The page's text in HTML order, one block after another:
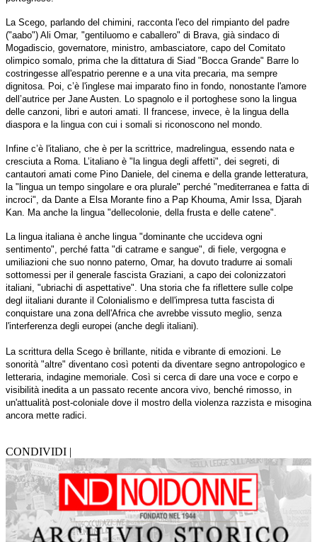
La Scego, parlando del chimini, racconta l'eco del rimpianto del padre
("aabo") Ali Omar, "gentiluomo e caballero" di Brava, già sindaco di
Mogadiscio, governatore, ministro, ambasciatore, capo del Comitato
olimpico somalo, prima che la dittatura di Siad "Bocca Grande" Barre lo
costringesse all'espatrio perenne e a una vita precaria, ma sempre
dignitosa. Poi, c’è l'inglese mai imparato fino in fondo, nonostante l'amore
dell’autrice per Jane Austen. Lo spagnolo e il portoghese sono la lingua
delle canzoni, libri e autori amati. Il francese, invece, è la lingua della
diaspora e la lingua con cui i somali si riconoscono nel mondo.
Infine c’è l'italiano, che è per la scrittrice, madrelingua, essendo nata e
cresciuta a Roma. L’italiano è "la lingua degli affetti", dei segreti, di
cantautori amati come Pino Daniele, del cinema e della grande letteratura,
la "lingua un tempo singolare e ora plurale" perché "mediterranea e fatta di
incroci", da Dante a Elsa Morante fino a Pap Khouma, Amir Issa, Djarah
Kan. Ma anche la lingua "dellecolonie, della frusta e delle catene".
La lingua italiana è anche lingua "dominante che uccideva ogni
sentimento", perché fatta "di catrame e sangue", di fiele, vergogna e
umiliazioni che suo nonno paterno, Omar, ha dovuto tradurre ai somali
sottomessi per il generale fascista Graziani, a capo dei colonizzatori
italiani, "ubriachi di aspettative". Una storia che fa riflettere sulle colpe
degl iitaliani durante il Colonialismo e dell'impresa tutta fascista di
conquistare una zona dell'Africa che avrebbe vissuto meglio, senza
l'interferenza degli europei (anche degli italiani).
La scrittura della Scego è brillante, nitida e vibrante di emozioni. Le
sonorità "altre" diventano così potenti da diventare segno antropologico e
letteraria, indagine memoriale. Così si cerca di dare una voce e corpo e
visibilità inedita a un passato recente ancora vivo, benché rimosso, in
un'attualità post-coloniale dove il mostro della violenza razzista e misogina
ancora mette radici.
CONDIVIDI |